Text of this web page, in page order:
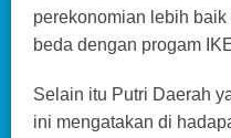
perekonomian lebih
beda dengan progam
Selain itu Putri Daerah
ini mengatakan di